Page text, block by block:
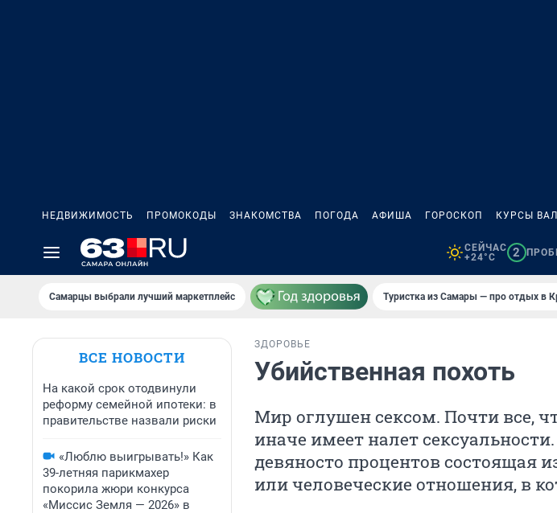
НЕДВИЖИМОСТЬ ПРОМОКОДЫ ЗНАКОМСТВА ПОГОДА АФИША ГОРОСКОП КУРСЫ
СЕЙЧАС
+24°C
2
Самарцы выбрали лучший маркетплейс Туристка из Самары — про отдых в
ВСЕ НОВОСТИ
На какой срок отодвинули
реформу семейной ипотеки: в
правительстве назвали риски
«Люблю выигрывать!» Как
39-летняя парикмахер
покорила жюри конкурса
«Миссис Земля — 2026» в
ЗДОРОВЬЕ
Убийственная похоть
Мир оглушен сексом. Почти все,
иначе имеет налет
девяносто процентов состоящая
или человеческие отношения, в